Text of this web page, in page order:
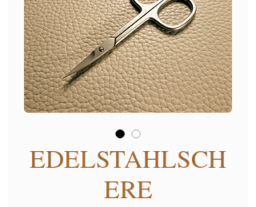
EDELSTAHLSCH
ERE